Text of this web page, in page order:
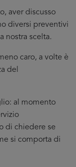
aver discusso
diversi preventivi
nostra scelta.
caro, a volte è
del
al momento
di chiedere se
si comporta di